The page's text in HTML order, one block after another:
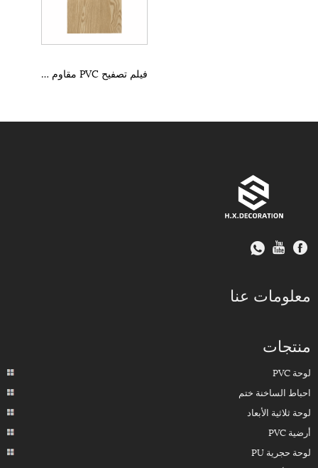
فيلم تصفيح PVC مقاوم للماء
معلومات عنا
منتجات
لوحة PVC
احباط الساخنة ختم
لوحة ثلاثية الأبعاد
أرضية PVC
لوحة حجرية PU